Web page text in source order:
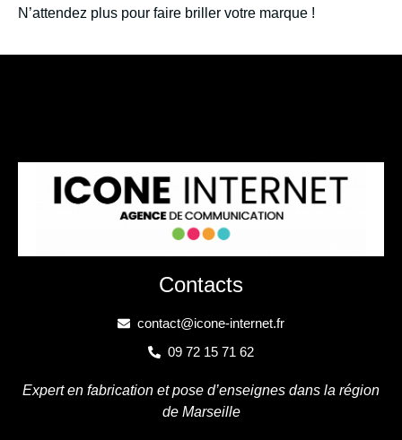
N’attendez plus pour faire briller votre marque !
Contacts
contact@icone-internet.fr
09 72 15 71 62
Expert en fabrication et pose d’enseignes dans la région
de Marseille